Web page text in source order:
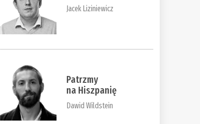
Jacek Liziniewicz
Patrzmy
na Hiszpanię
Dawid Wildstein